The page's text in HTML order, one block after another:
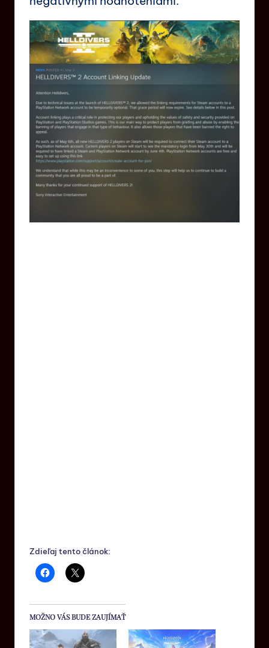
Zdieľaj tento článok:
MOŽNO VÁS BUDE ZAUJÍMAŤ